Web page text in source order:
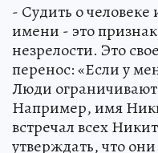
- Судить о
имени - это
незрелости. Это
перенос: «Если у
Люди ограничивают
Например, имя
встречал всех
утверждать, что